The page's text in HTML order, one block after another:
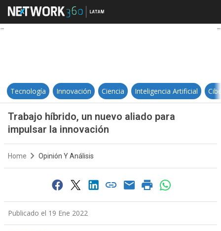
Trabajo híbrido, un nuevo aliado
Tecnología Innovación Ciencia Inteligencia Artificial
Trabajo híbrido, un nuevo aliado para
impulsar la innovación
Home Opinión Y Análisis
Publicado el 19 Ene 2022